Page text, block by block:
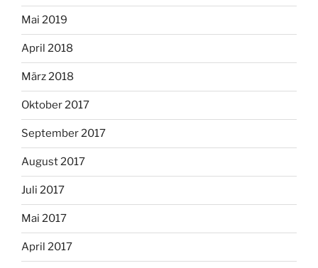
Mai 2019
April 2018
März 2018
Oktober 2017
September 2017
August 2017
Juli 2017
Mai 2017
April 2017